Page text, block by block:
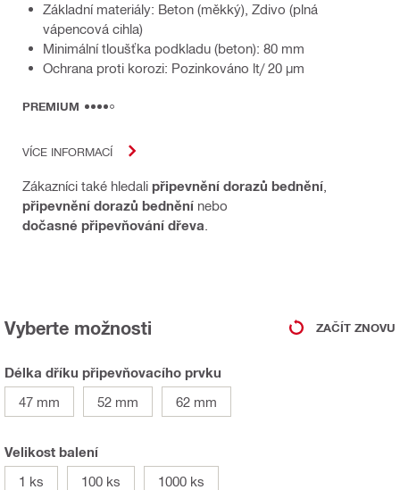
Základní materiály: Beton (měkký), Zdivo (plná
vápencová cihla)
Minimální tloušťka podkladu (beton): 80 mm
Ochrana proti korozi: Pozinkováno lt/ 20 µm
PREMIUM
VÍCE INFORMACÍ
Zákazníci také hledali připevnění dorazů bednění
připevnění dorazů bednění nebo
dočasné připevňování dřeva
Vyberte možnosti ZAČÍT ZNOVU
Délka dříku připevňovacího prvku
47 mm
52 mm 62 mm
Velikost balení
1 ks
100 ks 1000 ks